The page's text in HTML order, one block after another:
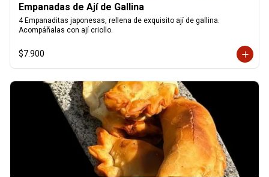
Empanadas de Ají de Gallina
4 Empanaditas japonesas, rellena de exquisito ají de gallina.
Acompáñalas con ají criollo.
$7.900